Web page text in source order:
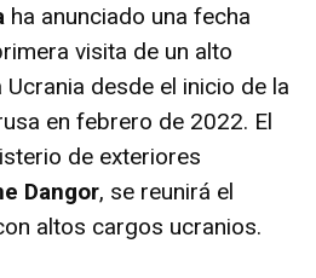
ha anunciado una fecha
visita de un alto
desde el inicio de la
en febrero de 2022. El
de exteriores
Dangor, se reunirá el
altos cargos ucranios.